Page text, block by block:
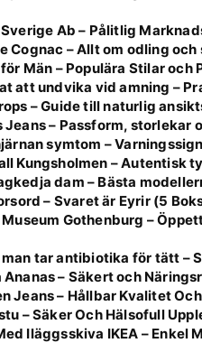
Ab – Pålitlig
Cognac – Allt om odling
Män – Populära Stilar och
att undvika vid amning –
– Guide till naturlig
Jeans – Passform, storlekar
symtom –
Kungsholmen – Autentisk
dam – Bästa
– Svaret är Eyrir (5
Gothenburg –
tar antibiotika för tätt –
Ananas – Säkert och
Jeans – Hållbar Kvalitet
– Säker Och Hälsofull
Iläggsskiva IKEA – Enkel